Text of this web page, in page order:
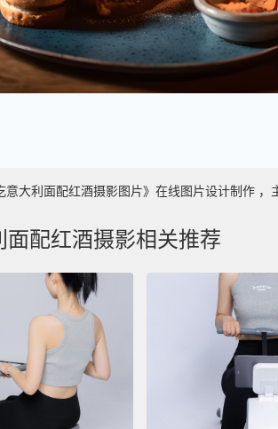
意大利面配红酒摄影图片》在线图片设计制作
配红酒摄影相关推荐